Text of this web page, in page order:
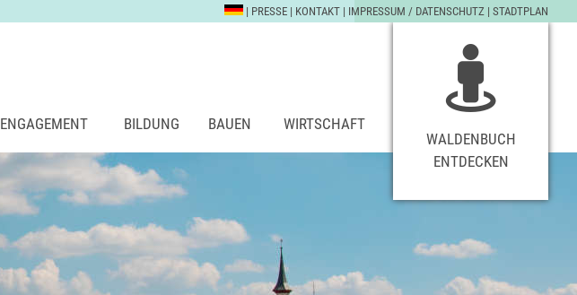
| PRESSE | KONTAKT | IMPRESSUM / DATENSCHUTZ | STADTPLAN
ENGAGEMENT BILDUNG BAUEN
WIRTSCHAFT
WALDENBUCH
ENTDECKEN